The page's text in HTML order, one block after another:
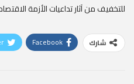
للتخفيف من آثار تداعيات الأزمة
شارك Facebook